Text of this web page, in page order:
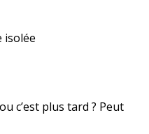
isolée
c’est plus tard ? Peut